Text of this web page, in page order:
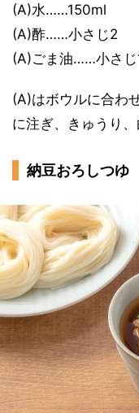
(A)水……150ml
(A)酢……小さじ2
(A)ごま油……小さじ
(A)はボウルに合わ
に注ぎ、きゅうり
納豆おろしつゆ